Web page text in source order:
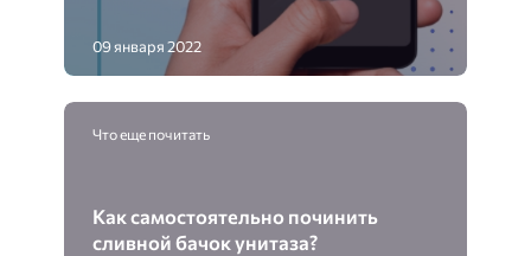
09 января 2022
Что еще почитать
Как самостоятельно починить
сливной бачок унитаза?